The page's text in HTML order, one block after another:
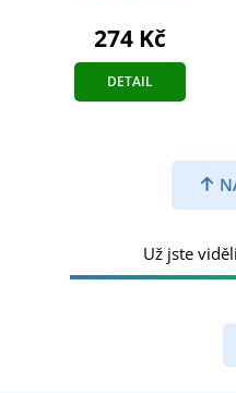
274 Kč
DETAIL
Už jste